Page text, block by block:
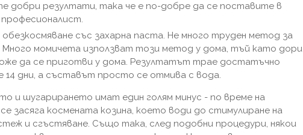
добри резултати, така че е по-добре да се поставите в
обезкосмяване със захарна паста. Не много труден метод за
Много момичета използват този метод у дома, тъй като дори
да се приготви у дома. Резултатът трае достатъчно
14 дни, а съставът просто се отмива с вода.
и шугарирането имат един голям минус - по време на
засяга космената козина, което води до стимулиране на
и сгъстяване. Също така, след подобни процедури, някои